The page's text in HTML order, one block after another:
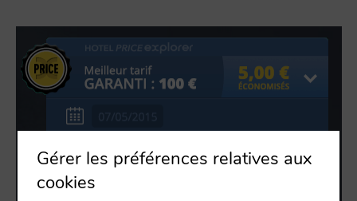
Gérer les préférences relatives aux
cookies